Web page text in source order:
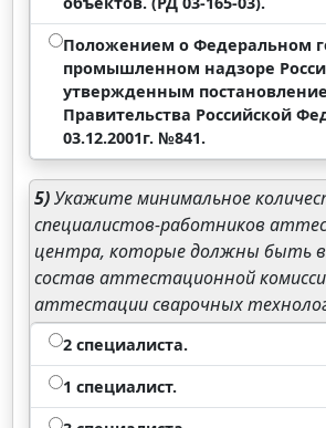
Положением о Федеральном
промышленном надзоре
утвержденным
Правительства Российской
03.12.2001г. №841.
5)Укажите минимальное
специалистов-работников
центра, которые должны быть
состав аттестационной
аттестации сварочных
2 специалиста.
1 специалист.